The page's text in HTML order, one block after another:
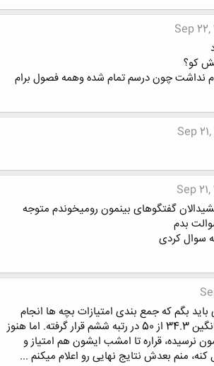
Sep 22,
کو؟
نداشت چون درسم تمام شده وهمه فصول برام
Sep 21,
Sep 21,
گفتگوهای بینمون رومیخوندم متوجه
بدم
سوال کردی
بگم که جمع بندی امتیازات بچه ها انجام
شده و عکس شما با میانگین 34.3 از 50 در رتبه ششم قرار گرفته. اما هنوز
نرسیده، قراره تا امشب ایشون هم امتیاز و
کنه، منم بعدش نتایج نهایی رو اعلام میکنم ...